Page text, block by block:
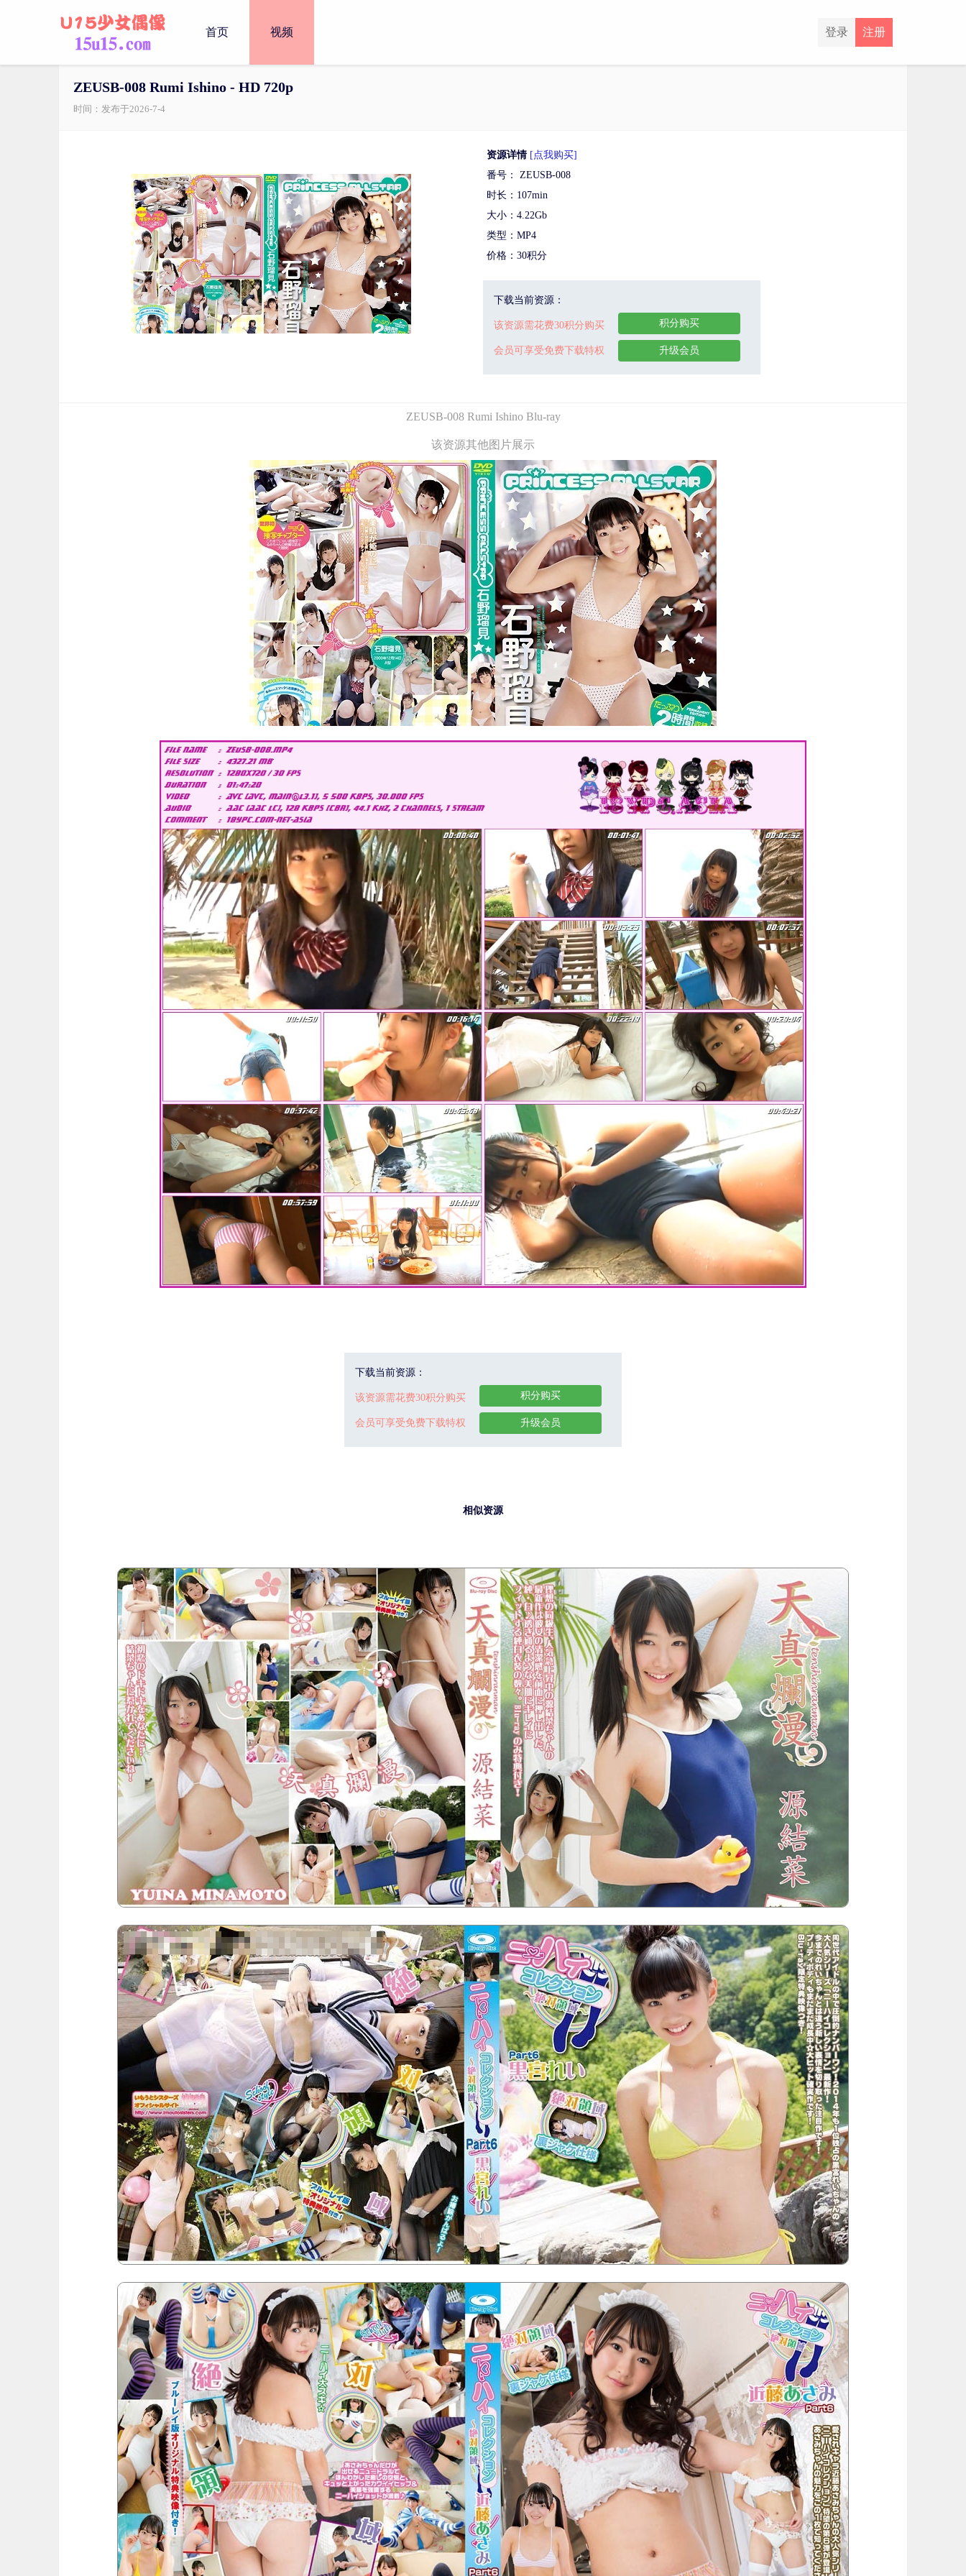
注册
登录
首页 视频
ZEUSB-008 Rumi Ishino - HD 720p
时间：发布于2026-7-4
资源详情 [点我购买]
番号： ZEUSB-008
时长：107min
大小：4.22Gb
类型：MP4
价格：30积分
下载当前资源：
该资源需花费30积分购买
会员可享受免费下载特权
积分购买
升级会员
ZEUSB-008 Rumi Ishino Blu-ray
该资源其他图片展示
下载当前资源：
该资源需花费30积分购买
会员可享受免费下载特权
积分购买
升级会员
相似资源